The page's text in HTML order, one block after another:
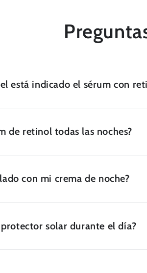
está indicado el sérum con
de retinol todas las noches?
con mi crema de noche?
solar durante el día?